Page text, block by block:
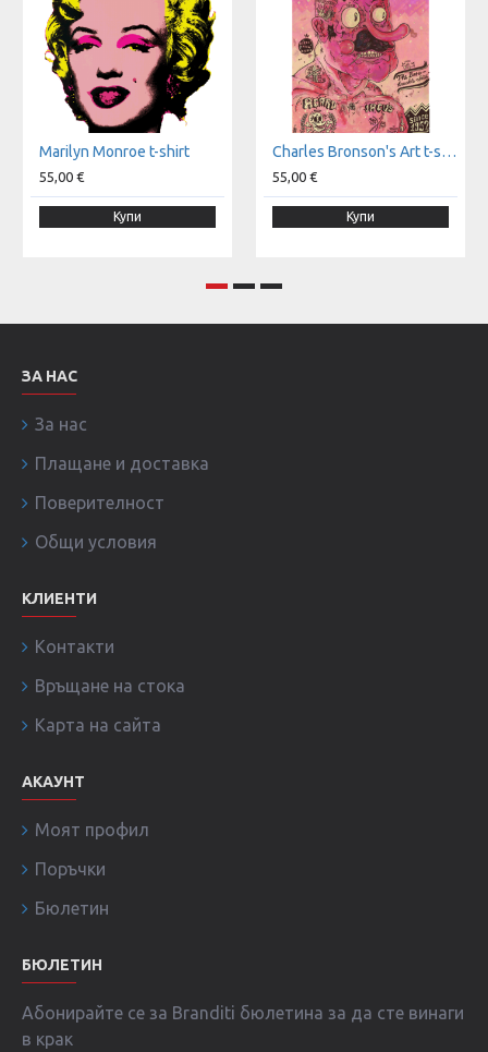
Marilyn Monroe t-shirt
55,00 €
Купи
Charles Bronson's Art t-shirt
55,00 €
Купи
ЗА НАС
За нас
Плащане и доставка
Поверителност
Общи условия
КЛИЕНТИ
Контакти
Връщане на стока
Карта на сайта
АКАУНТ
Моят профил
Поръчки
Бюлетин
БЮЛЕТИН
Абонирайте се за Branditi бюлетина за да сте винаги
в крак